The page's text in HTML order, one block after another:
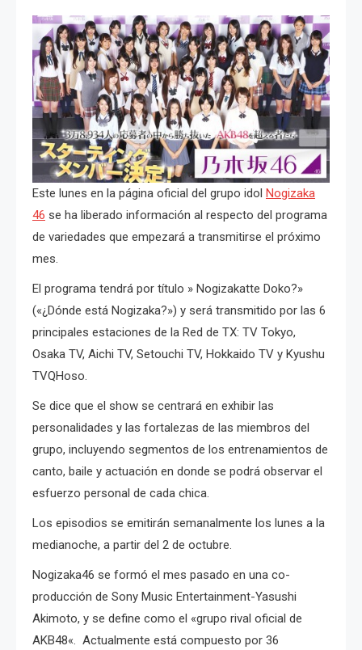
Este lunes en la página oficial del grupo idol Nogizaka
46 se ha liberado información al respecto del programa
de variedades que empezará a transmitirse el próximo
mes.
El programa tendrá por título » Nogizakatte Doko?»
(«¿Dónde está Nogizaka?») y será transmitido por las 6
principales estaciones de la Red de TX: TV Tokyo,
Osaka TV, Aichi TV, Setouchi TV, Hokkaido TV y Kyushu
TVQHoso.
Se dice que el show se centrará en exhibir las
personalidades y las fortalezas de las miembros del
grupo, incluyendo segmentos de los entrenamientos de
canto, baile y actuación en donde se podrá observar el
esfuerzo personal de cada chica.
Los episodios se emitirán semanalmente los lunes a la
medianoche, a partir del 2 de octubre.
Nogizaka46 se formó el mes pasado en una co-
producción de Sony Music Entertainment-Yasushi
Akimoto, y se define como el «grupo rival oficial de
AKB48«. Actualmente está compuesto por 36